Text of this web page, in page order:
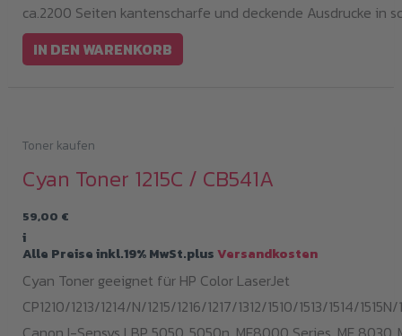
ca.2200 Seiten kantenscharfe und deckende Ausdrucke in
IN DEN WARENKORB
Toner kaufen
Cyan Toner 1215C / CB541A
59,00 €
i
Alle Preise inkl.19% MwSt.plusVersandkosten
Cyan Toner geeignet für HP Color LaserJet
CP1210/1213/1214/N/1215/1216/1217/1312/1510/1513/1514/